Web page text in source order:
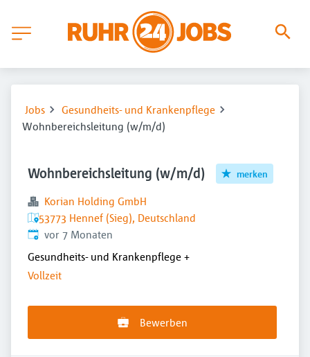
Jobs
Gesundheits- und Krankenpflege
Wohnbereichsleitung (w/m/d)
Wohnbereichsleitung (w/m/d) merken
Korian Holding GmbH
53773 Hennef (Sieg), Deutschland
Veröffentlicht:
vor 7 Monaten
Gesundheits- und Krankenpflege +
Vollzeit
Bewerben